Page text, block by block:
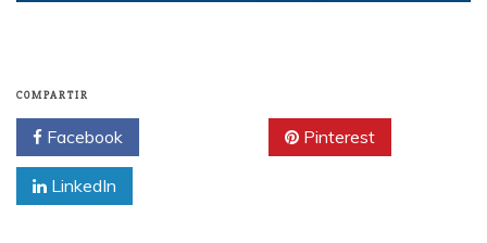
COMPARTIR
Facebook Pinterest
LinkedIn